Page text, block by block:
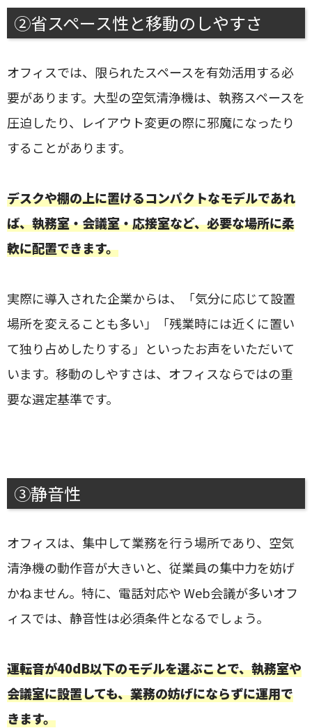
②省スペース性と移動のしやすさ
オフィスでは、限られたスペースを有効活用する必
要があります。大型の空気清浄機は、執務スペースを
圧迫したり、レイアウト変更の際に邪魔になったり
することがあります。
デスクや棚の上に置けるコンパクトなモデルであれ
ば、執務室・会議室・応接室など、必要な場所に柔
軟に配置できます。
実際に導入された企業からは、「気分に応じて設置
場所を変えることも多い」「残業時には近くに置い
て独り占めしたりする」といったお声をいただいて
います。移動のしやすさは、オフィスならではの重
要な選定基準です。
③静音性
オフィスは、集中して業務を行う場所であり、空気
清浄機の動作音が大きいと、従業員の集中力を妨げ
かねません。特に、電話対応や Web会議が多いオフ
ィスでは、静音性は必須条件となるでしょう。
運転音が40dB以下のモデルを選ぶことで、執務室や
会議室に設置しても、業務の妨げにならずに運用で
きます。